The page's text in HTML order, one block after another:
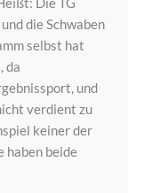
die Schwaben
selbst hat
da
und
verdient zu
keiner der
haben beide